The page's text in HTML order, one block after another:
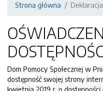
Strona główna
Dom Pomocy Społecznej w
dostępność swojej strony
kwietnia 2019 r. o